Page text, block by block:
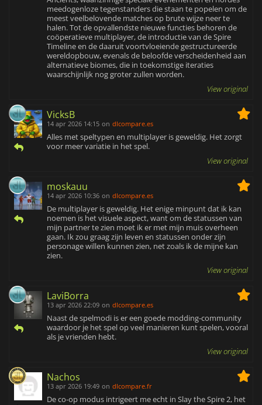
meedogenloze tegenstanders die staan te popelen om de
meest veelbelovende matches op brute wijze neer te
halen. Tot de opvallendste nieuwe functies behoren de
coöperatieve multiplayer, de introductie van de Spire
Timeline en de daaruit voortvloeiende gestructureerde
wereldopbouw, evenals de beloofde verscheidenheid aan
alternatieve biomes, die in toekomstige iteraties
waarschijnlijk nog groter zullen worden.
View original
VicksB
14 apr 2026 14:15 on dlcompare.es
Alles met speltypen en multiplayer is geweldig. Het zorgt
voor meer variatie in het spel.
View original
moskauu
14 apr 2026 10:36 on dlcompare.es
De multiplayer is geweldig. Het enige minpunt dat ik kan
noemen is het visuele aspect, want om de statussen van
mijn partner te zien moet ik er met mijn muis overheen
gaan. Ik zou graag zijn leven en statussen onder zijn
personage willen kunnen zien, net zoals ik de mijne kan
zien.
View original
LaviBorra
13 apr 2026 22:09 on dlcompare.es
Naast de spelmodi is er een goede modding-community
waardoor je het spel op veel manieren kunt spelen, vooral
als je vrienden hebt.
View original
Nachos
13 apr 2026 19:49 on dlcompare.fr
De co-op modus intrigeert me echt in Slay the Spire 2, het